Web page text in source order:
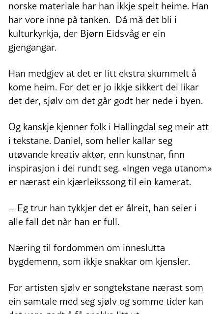
norske materiale har han ikkje spelt heime. Han
har vore inne på tanken. Då må det bli i
kulturkyrkja, der Bjørn Eidsvåg er ein
gjengangar.
Han medgjev at det er litt ekstra skummelt å
kome heim. For det er jo ikkje sikkert dei likar
det der, sjølv om det går godt her nede i byen.
Og kanskje kjenner folk i Hallingdal seg meir att
i tekstane. Daniel, som heller kallar seg
utøvande kreativ aktør, enn kunstnar, finn
inspirasjon i dei rundt seg. «Ingen vega utanom»
er nærast ein kjærleikssong til ein kamerat.
– Eg trur han tykkjer det er ålreit, han seier i
alle fall det når han er full.
Næring til fordommen om inneslutta
bygdemenn, som ikkje snakkar om kjensler.
For artisten sjølv er songtekstane nærast som
ein samtale med seg sjølv og somme tider kan